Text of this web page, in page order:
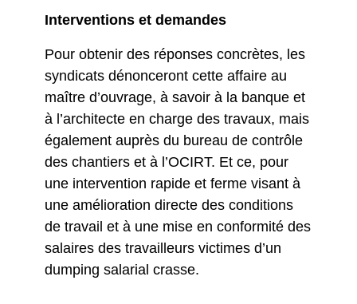
Interventions et demandes
Pour obtenir des réponses concrètes, les
syndicats dénonceront cette affaire au
maître d’ouvrage, à savoir à la banque et
à l’architecte en charge des travaux, mais
également auprès du bureau de contrôle
des chantiers et à l’OCIRT. Et ce, pour
une intervention rapide et ferme visant à
une amélioration directe des conditions
de travail et à une mise en conformité des
salaires des travailleurs victimes d’un
dumping salarial crasse.